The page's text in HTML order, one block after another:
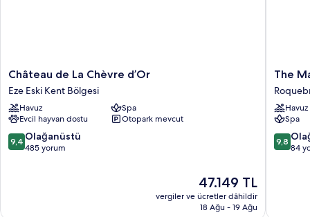
Château
de
La
Chèvre
d’Or
Eze
Eski
Château de La Chèvre d’Or
Eze Eski Kent Bölgesi
Havuz
Spa
Evcil hayvan dostu
Otopark mevcut
10
üzerinden
9,4 Olağanüstü
485 yorum
Güncel
fiyat:
47.149 TL
47.149 TL
vergiler ve ücretler dâhildir
18 Ağu - 19 Ağu
The
Riviera,
Cap-
Martin
The
Havuz
Spa
10
9,8
84